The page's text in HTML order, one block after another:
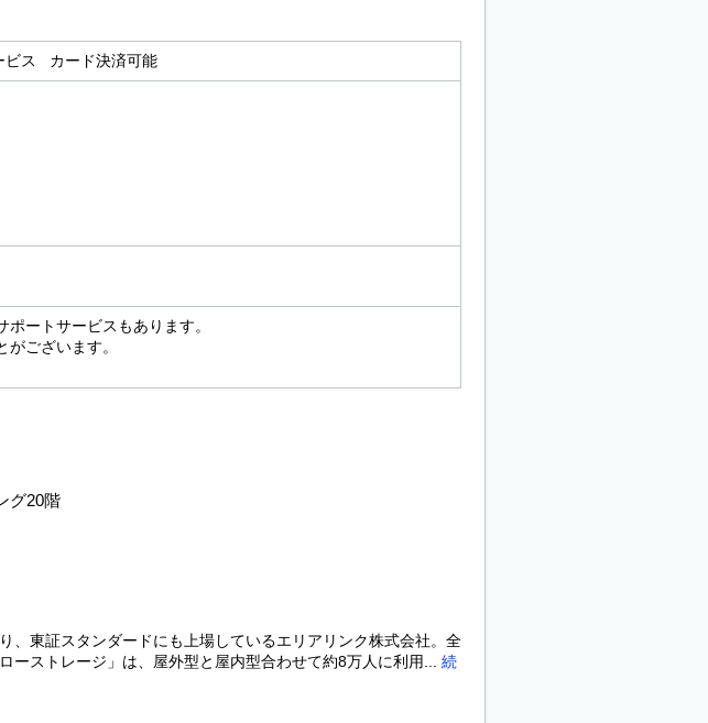
ビス カード決済可能
ートサービスもあります。
ございます。
グ20階
、東証スタンダードにも上場しているエリアリンク株式会社。全
ーストレージ」は、屋外型と屋内型合わせて約8万人に利用...
続